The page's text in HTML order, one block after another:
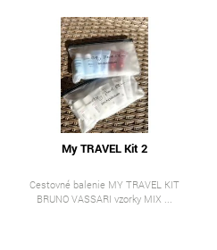
My TRAVEL Kit 2
Cestovné balenie MY TRAVEL KIT
BRUNO VASSARI vzorky MIX ...